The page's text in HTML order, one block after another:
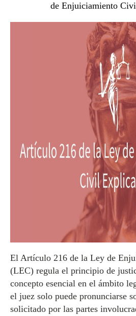
de Enjuiciamiento
El Artículo 216 de la Ley de
(LEC) regula el principio de
concepto esencial en el ámbito
el juez solo puede pronunciarse
solicitado por las partes